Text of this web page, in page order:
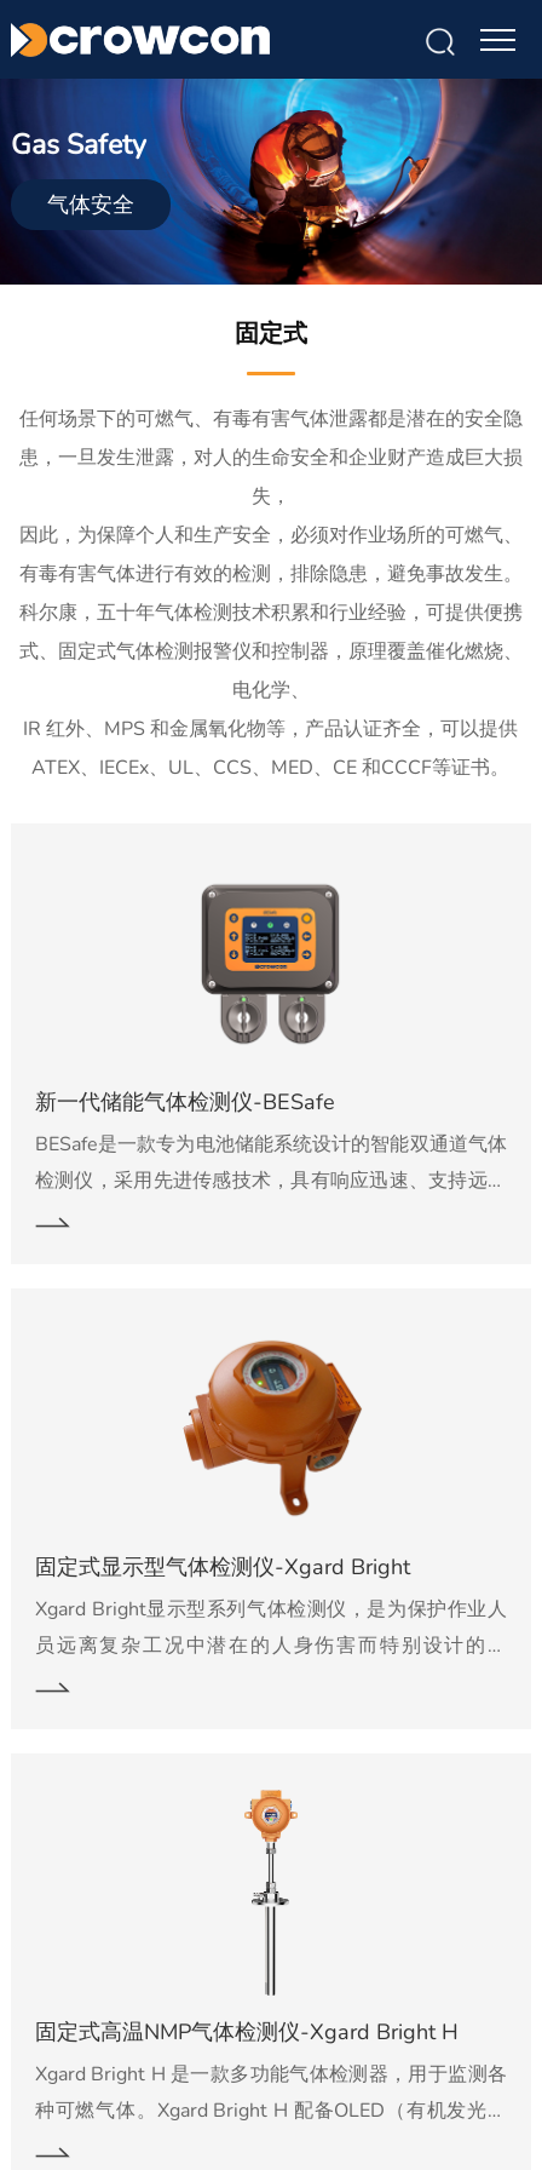
Gas Safety
气体安全
固定式
任何场景下的可燃气、有毒有害气体泄露都是潜在的安全隐
患，一旦发生泄露，对人的生命安全和企业财产造成巨大损
失，
因此，为保障个人和生产安全，必须对作业场所的可燃气、
有毒有害气体进行有效的检测，排除隐患，避免事故发生。
科尔康，五十年气体检测技术积累和行业经验，可提供便携
式、固定式气体检测报警仪和控制器，原理覆盖催化燃烧、
电化学、
IR 红外、MPS 和金属氧化物等，产品认证齐全，可以提供
ATEX、IECEx、UL、CCS、MED、CE 和CCCF等证书。
新一代储能气体检测仪-BESafe
BESafe是一款专为电池储能系统设计的智能双通道气体
检测仪，采用先进传感技术，具有响应迅速、支持远程
维护及灵活安装等特点，为高风险的紧凑空间提供可靠
固定式显示型气体检测仪-Xgard Bright
Xgard Bright显示型系列气体检测仪，是为保护作业人
员远离复杂工况中潜在的人身伤害而特别设计的。
Xgard Bright能检测出有毒气体、可燃气体以及缺氧带
固定式高温NMP气体检测仪-Xgard Bright H
Xgard Bright H 是一款多功能气体检测器，用于监测各
种可燃气体。Xgard Bright H 配备OLED（有机发光二
极管）显示屏和磁性操作棒，便于菜单操作。Xgard